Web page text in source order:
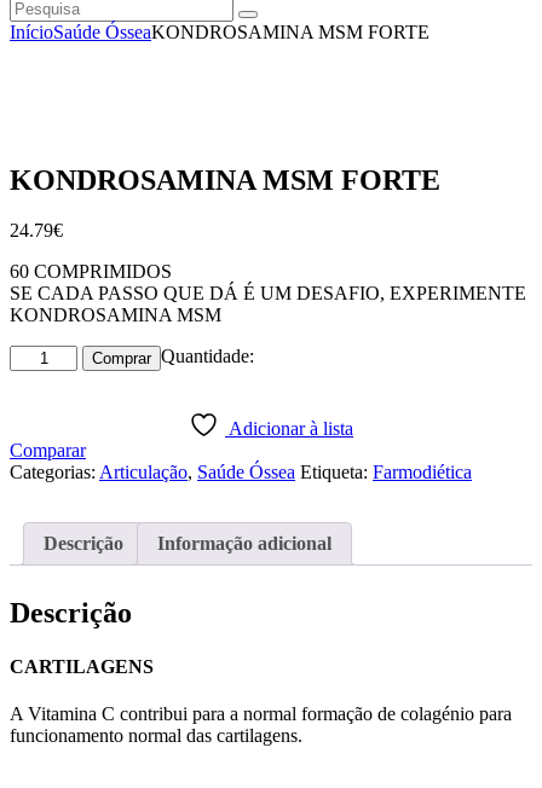
Pesquisa
instagramm
facebook
InícioSaúde ÓsseaKONDROSAMINA MSM FORTE
KONDROSAMINA MSM FORTE
24.79€
60 COMPRIMIDOS
SE CADA PASSO QUE DÁ É UM DESAFIO, EXPERIMENTE
KONDROSAMINA MSM
Quantidade:
Quantidade
de
FORTE
Comprar
Adicionar à lista
Comparar
Categorias: Articulação, Saúde Óssea Etiqueta: Farmodiética
Descrição Informação adicional
Descrição
CARTILAGENS
A Vitamina C contribui para a normal formação de colagénio para
funcionamento normal das cartilagens.